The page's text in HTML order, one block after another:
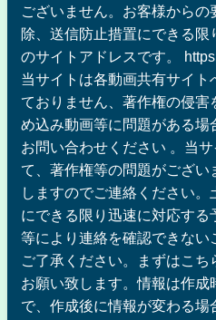
ございません。お客様からの
除、送信防止措置にできる
のサイトアドレスです。
当サイトは各動画共有サイト
ておりません、著作権の侵害
め込み動画等に問題がある場
お問い合わせください 。当
て、著作権等の問題がござい
しますのでご連絡ください
にできる限り迅速に対応する
等により連絡を確認できない
ご了承ください。まずはこ
お願い致します。情報は作
で、作成後に情報が変わる場